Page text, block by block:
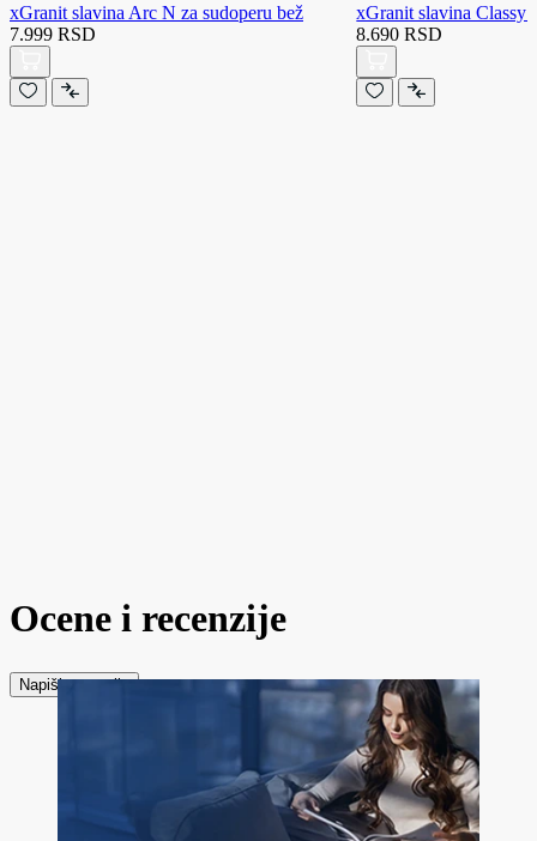
xGranit slavina Arc N za sudoperu bež
7.999 RSD
xGranit slavina Classy
8.690 RSD
Ocene i recenzije
Napiši recenziju